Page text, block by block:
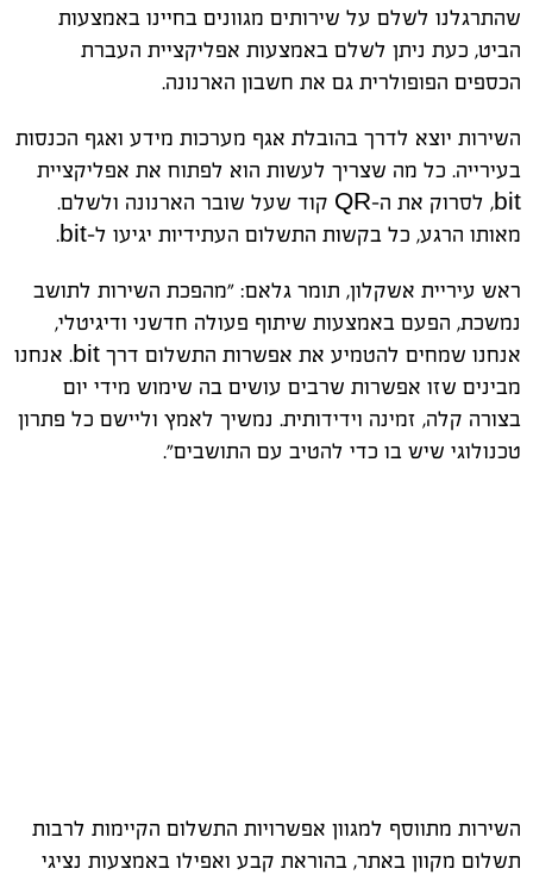
שהתרגלנו לשלם על שירותים מגוונים בחיינו באמצעות
הביט, כעת ניתן לשלם באמצעות אפליקציית העברת
הכספים הפופולרית גם את חשבון הארנונה.
השירות יוצא לדרך בהובלת אגף מערכות מידע ואגף הכנסות
בעירייה. כל מה שצריך לעשות הוא לפתוח את אפליקציית
bit, לסרוק את ה-QR קוד שעל שובר הארנונה ולשלם.
מאותו הרגע, כל בקשות התשלום העתידיות יגיעו ל-bit.
ראש עיריית אשקלון, תומר גלאם: "מהפכת השירות לתושב
נמשכת, הפעם באמצעות שיתוף פעולה חדשני ודיגיטלי,
אנחנו שמחים להטמיע את אפשרות התשלום דרך bit. אנחנו
מבינים שזו אפשרות שרבים עושים בה שימוש מידי יום
בצורה קלה, זמינה וידידותית. נמשיך לאמץ וליישם כל פתרון
טכנולוגי שיש בו כדי להטיב עם התושבים".
השירות מתווסף למגוון אפשרויות התשלום הקיימות לרבות
תשלום מקוון באתר, בהוראת קבע ואפילו באמצעות נציגי